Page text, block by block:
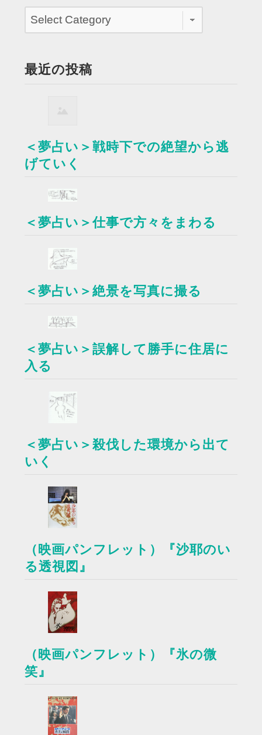
最近の投稿
＜夢占い＞戦時下での絶望から逃
げていく
＜夢占い＞仕事で方々をまわる
＜夢占い＞絶景を写真に撮る
＜夢占い＞誤解して勝手に住居に
入る
＜夢占い＞殺伐した環境から出て
いく
（映画パンフレット）『沙耶のい
る透視図』
（映画パンフレット）『氷の微
笑』